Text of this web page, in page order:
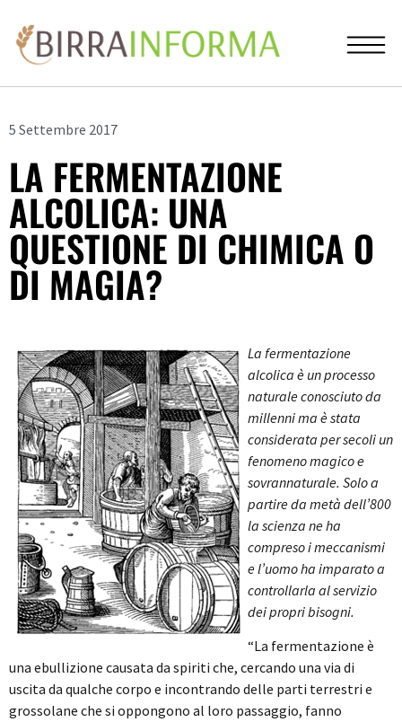
5 Settembre 2017
LA FERMENTAZIONE
ALCOLICA: UNA
QUESTIONE DI CHIMICA O
DI MAGIA?
La fermentazione
alcolica è un processo
naturale conosciuto da
millenni ma è stata
considerata per secoli un
fenomeno magico e
sovrannaturale. Solo a
partire da metà dell’800
la scienza ne ha
compreso i meccanismi
e l’uomo ha imparato a
controllarla al servizio
dei propri bisogni.
“La fermentazione è
una ebullizione causata da spiriti che, cercando una via di
uscita da qualche corpo e incontrando delle parti terrestri e
grossolane che si oppongono al loro passaggio, fanno